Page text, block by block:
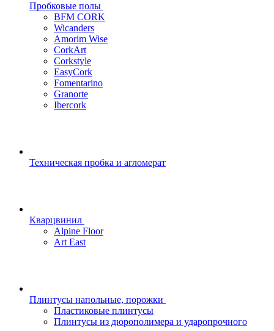
Пробковые полы
BFM CORK
Wicanders
Amorim Wise
CorkArt
Corkstyle
EasyCork
Fomentarino
Granorte
Ibercork
Техническая пробка и агломерат
Кварцвинил
Alpine Floor
Art East
Плинтусы напольные, порожки
Пластиковые плинтусы
Плинтусы из дюрополимера и ударопрочного